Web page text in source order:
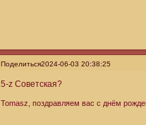
Поделиться2024-06-03 20:38:25
5-z Cоветская?
Tomasz, поздравляем вас с днём